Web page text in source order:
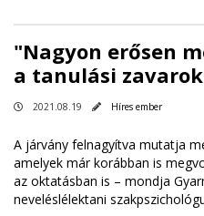
"Nagyon erősen
a tanulási
2021.08.19 Híres ember
A járvány felnagyítva mutatja
amelyek már korábban is
az oktatásban is – mondja
neveléslélektani